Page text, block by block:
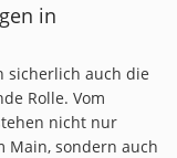
in
sicherlich auch die
Rolle. Vom
nicht nur
Main, sondern auch